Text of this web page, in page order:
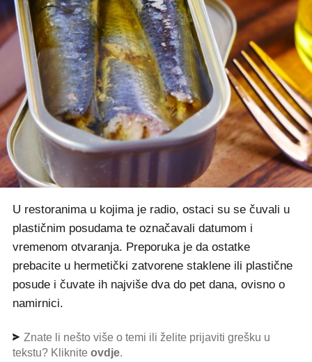
U restoranima u kojima je radio, ostaci su se čuvali u
plastičnim posudama te označavali datumom i
vremenom otvaranja. Preporuka je da ostatke
prebacite u hermetički zatvorene staklene ili plastične
posude i čuvate ih najviše dva do pet dana, ovisno o
namirnici.
Znate li nešto više o temi ili želite prijaviti grešku u
tekstu? Kliknite ovdje.